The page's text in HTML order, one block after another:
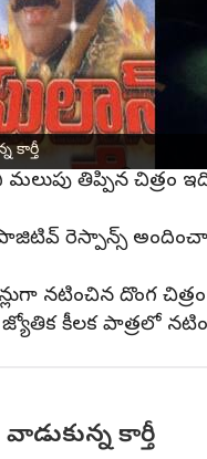
కార్తీ
ని వాడుకున్న
మలుపు తిప్పిన
పాజిటివ్ రెస్పాన్స్
నటించిన దొంగ
కీలక పాత్రలో
కార్తీ